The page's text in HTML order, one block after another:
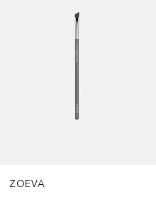
ZOEVA